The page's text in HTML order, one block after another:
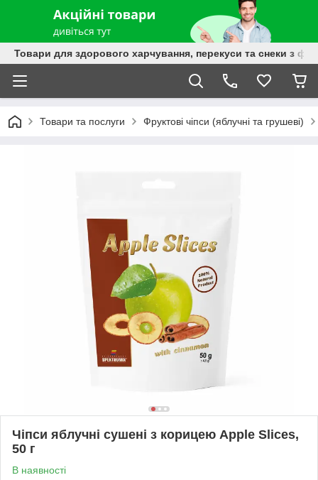
Товари для здорового харчування, перекуси та снеки з
Товари та послуги Фруктові чіпси (яблучні та грушеві)
Чіпси яблучні сушені з корицею Apple Slices,
50 г
В наявності